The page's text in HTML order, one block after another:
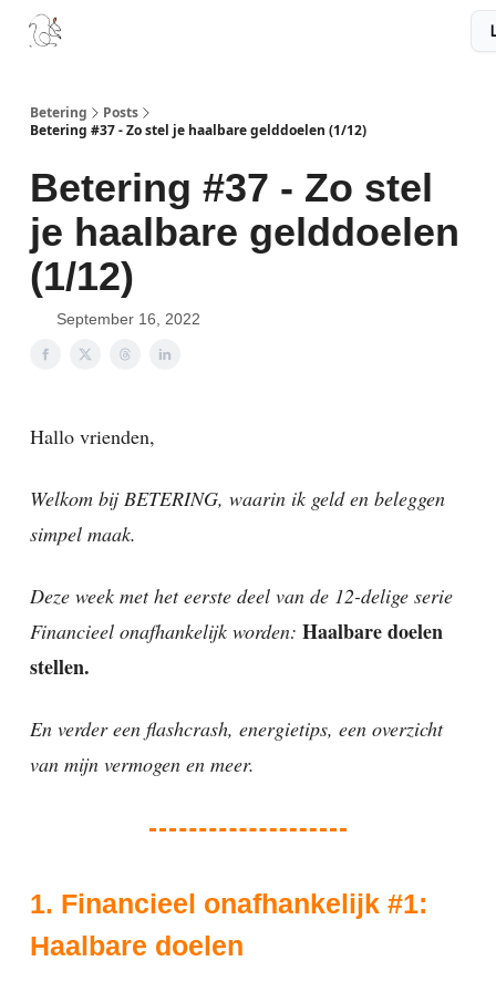
Betering
Posts
Betering #37 - Zo stel je haalbare gelddoelen (1/12)
Betering #37 - Zo stel
je haalbare gelddoelen
(1/12)
September 16, 2022
Hallo vrienden,
Welkom bij BETERING, waarin ik geld en beleggen
simpel maak.
Deze week met het eerste deel van de 12-delige serie
Financieel onafhankelijk worden: Haalbare doelen
stellen.
En verder een flashcrash, energietips, een overzicht
van mijn vermogen en meer.
1. Financieel onafhankelijk #1:
Haalbare doelen